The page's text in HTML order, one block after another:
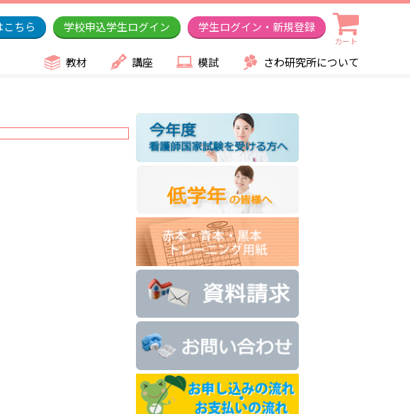
ちら 学校申込学生ログイン 学生ログイン・新規登録
カート
教材 講座 模試 さわ研究所について